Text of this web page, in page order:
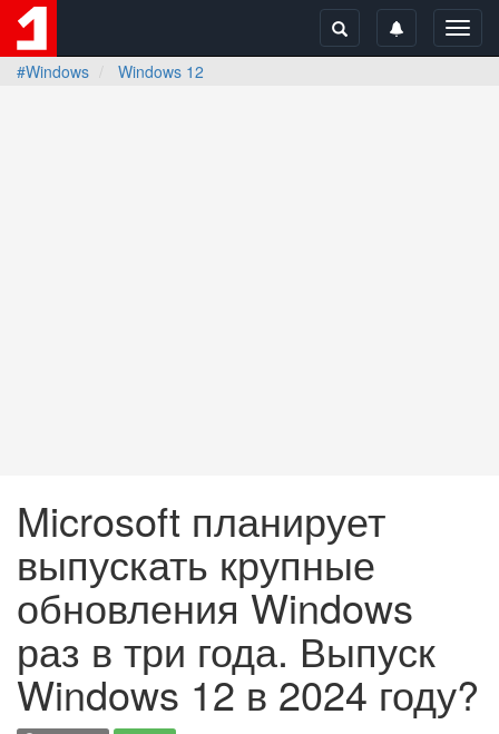
#Windows
Windows 12
Microsoft планирует
выпускать крупные
обновления Windows
раз в три года. Выпуск
Windows 12 в 2024 году?